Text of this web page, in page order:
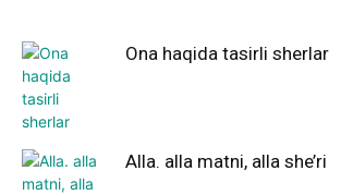
Ona haqida tasirli sherlar
Alla. alla matni, alla she’ri